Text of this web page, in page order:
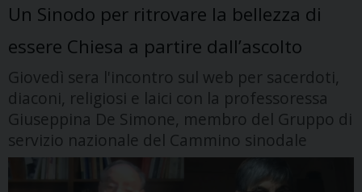
Un Sinodo per ritrovare la bellezza di
essere Chiesa a partire dall’ascolto
Giovedì sera l'incontro sul web per sacerdoti,
diaconi, religiosi e laici con la professoressa
Giuseppina De Simone, membro del Gruppo di
servizio nazionale del Cammino sinodale